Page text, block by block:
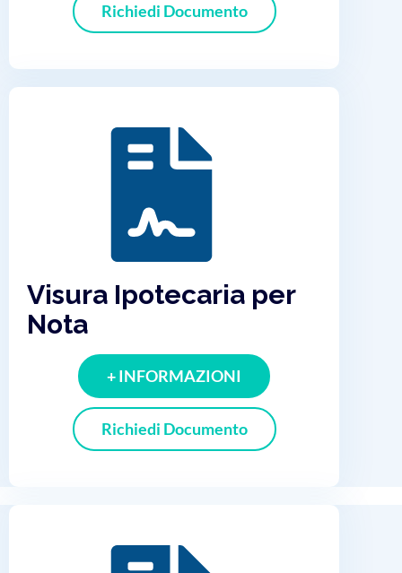
Richiedi Documento
Visura Ipotecaria per
Nota
+ INFORMAZIONI
Richiedi Documento